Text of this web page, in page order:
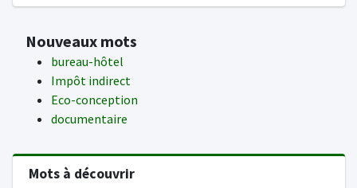
Nouveaux mots
bureau-hôtel
Impôt indirect
Eco-conception
documentaire
Mots à découvrir